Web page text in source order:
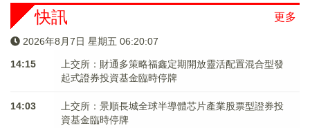
更多
快訊
2026年8月7日 星期五 06:20:08
14:15
上交所：財通多策略福鑫定期開放靈活配置混合型發
起式證券投資基金臨時停牌
14:03
上交所：景順長城全球半導體芯片產業股票型證券投
資基金臨時停牌